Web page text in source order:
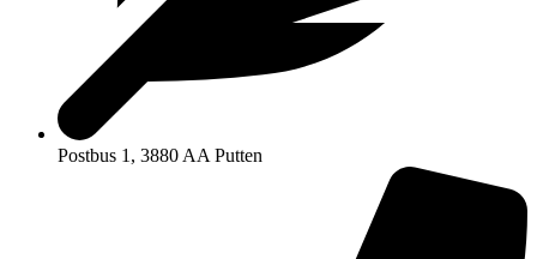
Postbus 1, 3880 AA Putten